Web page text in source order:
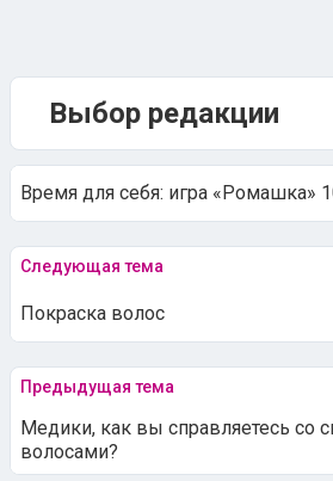
Выбор редакции
Время для себя: игра «Ромашка»
Следующая тема
Покраска волос
Предыдущая тема
Медики, как вы справляетесь со
волосами?